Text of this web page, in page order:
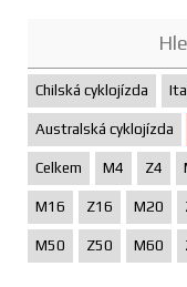
Chilská cyklojízda
Australská cyklojízda
Celkem M4 Z4
M16 Z16 M20
M50 Z50 M60